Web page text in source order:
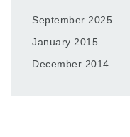
September 2025
January 2015
December 2014